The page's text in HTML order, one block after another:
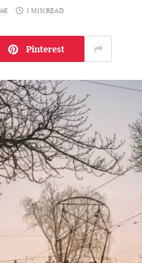
1 MIN READ
Pinterest